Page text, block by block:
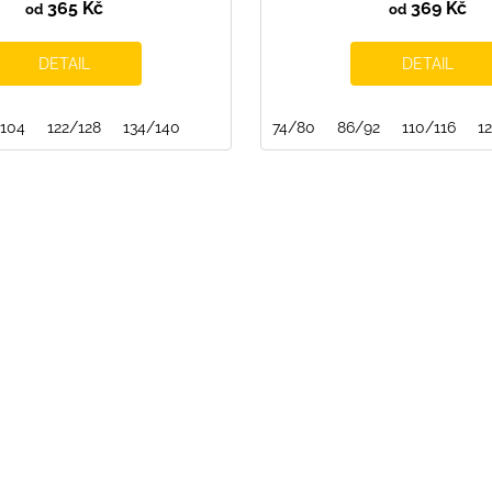
od 365 Kč
DETAIL
122/128 134/140
od 369 Kč
DETAIL
74/80 86/92 110/116